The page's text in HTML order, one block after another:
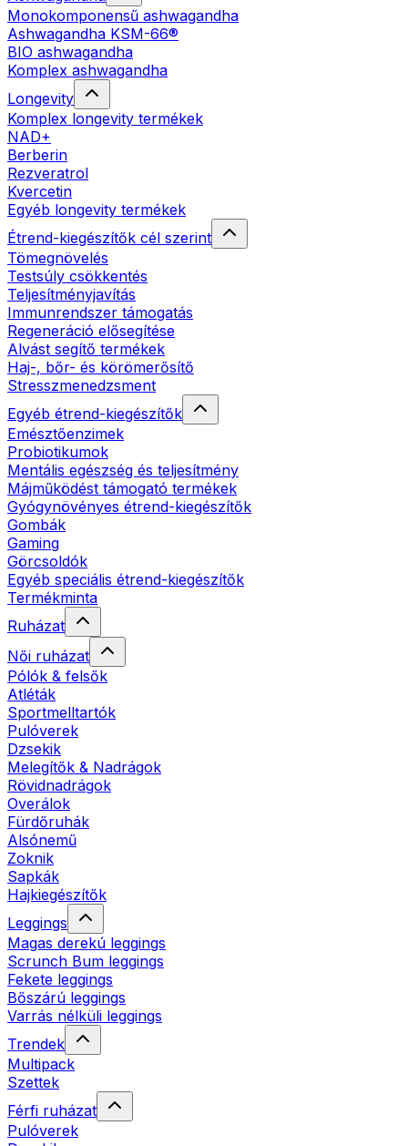
Monokomponensű ashwagandha
Ashwagandha KSM-66®
BIO ashwagandha
Komplex ashwagandha
Longevity
Komplex longevity termékek
NAD+
Berberin
Rezveratrol
Kvercetin
Egyéb longevity termékek
Étrend-kiegészítők cél szerint
Tömegnövelés
Testsúly csökkentés
Teljesítményjavítás
Immunrendszer támogatás
Regeneráció elősegítése
Alvást segítő termékek
Haj-, bőr- és körömerősítő
Stresszmenedzsment
Egyéb étrend-kiegészítők
Emésztőenzimek
Probiotikumok
Mentális egészség és teljesítmény
Májműködést támogató termékek
Gyógynövényes étrend-kiegészítők
Gombák
Gaming
Görcsoldók
Egyéb speciális étrend-kiegészítők
Termékminta
Ruházat
Női ruházat
Pólók & felsők
Atléták
Sportmelltartók
Pulóverek
Dzsekik
Melegítők & Nadrágok
Rövidnadrágok
Overálok
Fürdőruhák
Alsónemű
Zoknik
Sapkák
Hajkiegészítők
Leggings
Magas derekú leggings
Scrunch Bum leggings
Fekete leggings
Bőszárú leggings
Varrás nélküli leggings
Trendek
Multipack
Szettek
Férfi ruházat
Pulóverek